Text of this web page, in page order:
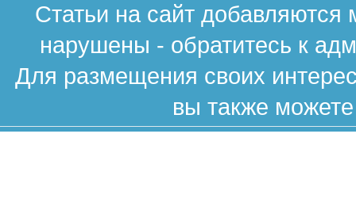
Статьи на сайт
нарушены - обратитесь к
Для размещения своих
вы также